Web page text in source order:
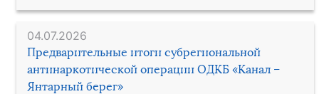
04.07.2026
Предварительные итоги субрегиональной
антинаркотической операции ОДКБ «Канал –
Янтарный берег»